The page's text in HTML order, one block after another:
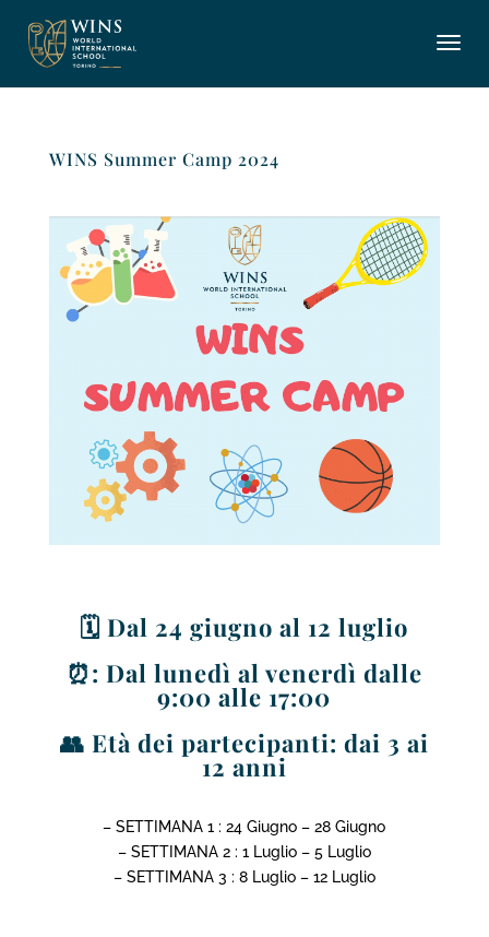
WINS Summer Camp 2024
🗓️ Dal 24 giugno al 12 luglio
⏰: Dal lunedì al venerdì dalle
9:00 alle 17:00
👥 Età dei partecipanti: dai 3 ai
12 anni
– SETTIMANA 1 : 24 Giugno – 28 Giugno
– SETTIMANA 2 : 1 Luglio – 5 Luglio
– SETTIMANA 3 : 8 Luglio – 12 Luglio